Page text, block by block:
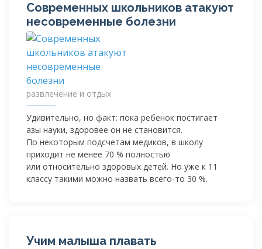
Современных школьников атакуют
несовременные болезни
развлечение и отдых
Удивительно, но факт: пока ребенок постигает
азы науки, здоровее он не становится.
По некоторым подсчетам медиков, в школу
приходит не менее 70 % полностью
или относительно здоровых детей. Но уже к 11
классу такими можно назвать всего-то 30 %.
Учим малыша плавать